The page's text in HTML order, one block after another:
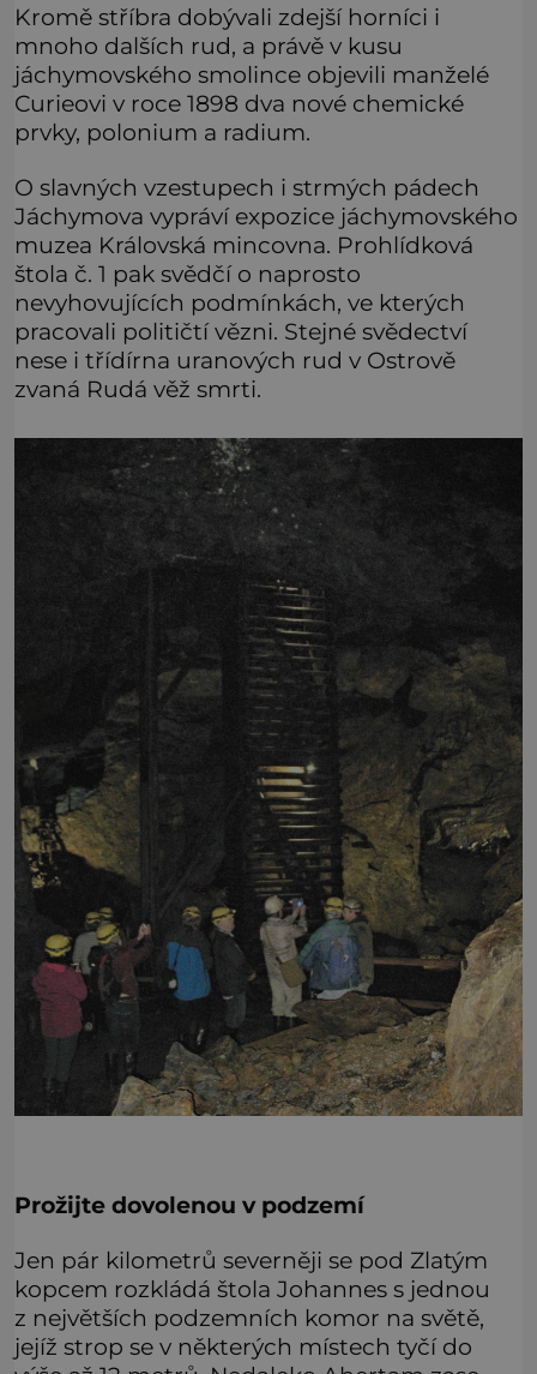
Kromě stříbra dobývali zdejší horníci i
mnoho dalších rud, a právě v kusu
jáchymovského smolince objevili manželé
Curieovi v roce 1898 dva nové chemické
prvky, polonium a radium.
O slavných vzestupech i strmých pádech
Jáchymova vypráví expozice jáchymovského
muzea Královská mincovna. Prohlídková
štola č. 1 pak svědčí o naprosto
nevyhovujících podmínkách, ve kterých
pracovali političtí vězni. Stejné svědectví
nese i třídírna uranových rud v Ostrově
zvaná Rudá věž smrti.
Prožijte dovolenou v podzemí
Jen pár kilometrů severněji se pod Zlatým
kopcem rozkládá štola Johannes s jednou
z největších podzemních komor na světě,
jejíž strop se v některých místech tyčí do